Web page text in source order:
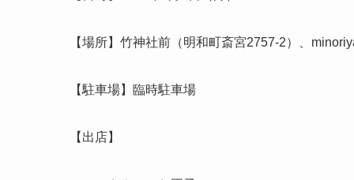
【場所】竹神社前（明和町斎宮2757-2）、
【駐車場】臨時駐車場
【出店】